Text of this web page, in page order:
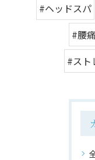
#ヘッドスパ
#腰痛
#スト